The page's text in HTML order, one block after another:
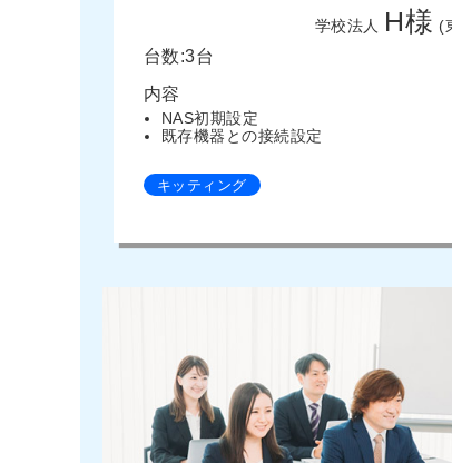
学校法人 H様 (
台数:3台
内容
NAS初期設定
既存機器との接続設定
キッティング